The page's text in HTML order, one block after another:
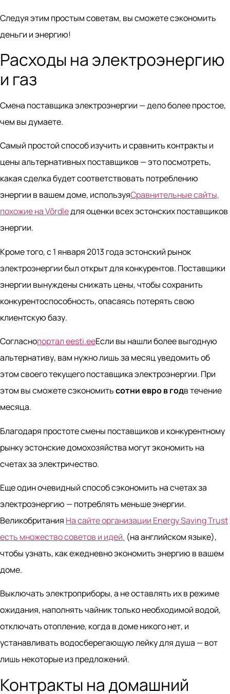
Следуя этим простым советам, вы сможете сэкономить
деньги и энергию!
Расходы на электроэнергию
и газ
Смена поставщика электроэнергии — дело более простое,
чем вы думаете.
Самый простой способ изучить и сравнить контракты и
цены альтернативных поставщиков — это посмотреть,
какая сделка будет соответствовать потреблению
энергии в вашем доме, используяСравнительные сайты,
похожие на Võrdleдля оценки всех эстонских поставщиков
энергии.
Кроме того, с 1 января 2013 года эстонский рынок
электроэнергии был открыт для конкурентов. Поставщики
энергии вынуждены снижать цены, чтобы сохранить
конкурентоспособность, опасаясь потерять свою
клиентскую базу.
Согласнопортал eesti.eeЕсли вы нашли более выгодную
альтернативу, вам нужно лишь за месяц уведомить об
этом своего текущего поставщика электроэнергии. При
этом вы сможете сэкономитьсотни евро в годв течение
месяца.
Благодаря простоте смены поставщиков и конкурентному
рынку эстонские домохозяйства могут экономить на
счетах за электричество.
Еще один очевидный способ сэкономить на счетах за
электроэнергию — потреблять меньше энергии.
Великобритания На сайте организации Energy Saving Trust
есть множество советов и идей. (на английском языке),
чтобы узнать, как ежедневно экономить энергию в вашем
доме.
Выключать электроприборы, а не оставлять их в режиме
ожидания, наполнять чайник только необходимой водой,
отключать отопление, когда в доме никого нет, и
устанавливать водосберегающую лейку для душа — вот
лишь некоторые из предложений.
Контракты на домашний